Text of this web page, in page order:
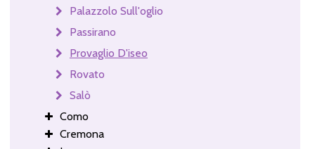
Palazzolo Sull'oglio
Passirano
Provaglio D'iseo
Rovato
Salò
Como
Cremona